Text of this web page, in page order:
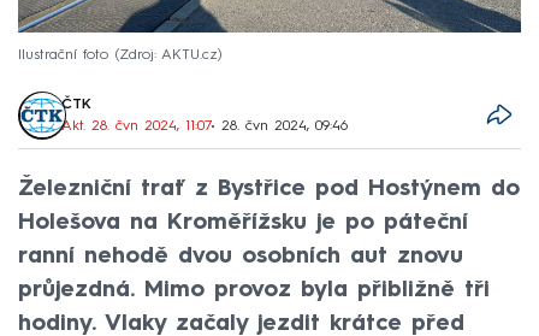
Ilustrační foto Zdroj: AKTU.cz
ČTK
Akt. 28. čvn 2024, 11:07• 28. čvn 2024, 09:46
Železniční trať z Bystřice pod Hostýnem do
Holešova na Kroměřížsku je po páteční
ranní nehodě dvou osobních aut znovu
průjezdná. Mimo provoz byla přibližně tři
hodiny. Vlaky začaly jezdit krátce před